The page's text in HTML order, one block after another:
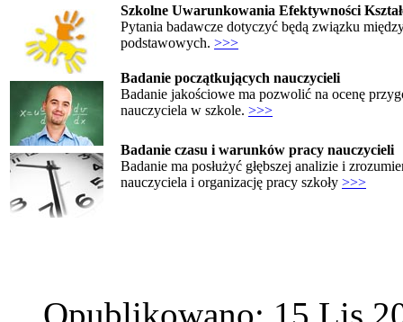
Szkolne Uwarunkowania Efektywności
Pytania badawcze dotyczyć będą związku
podstawowych. >>>
Badanie początkujących nauczycieli
Badanie jakościowe ma pozwolić na ocenę
nauczyciela w szkole. >>>
Badanie czasu i warunków pracy nauczycieli
Badanie ma posłużyć głębszej analizie i
nauczyciela i organizację pracy szkoły >>>